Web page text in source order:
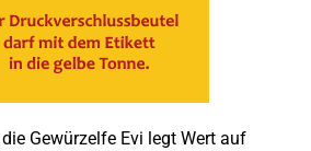
Gewürzelfe Evi legt Wert auf